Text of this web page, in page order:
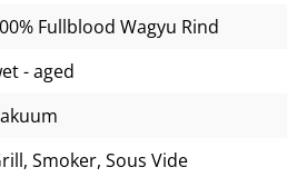
Fullblood Wagyu Rind
- aged
Smoker, Sous Vide